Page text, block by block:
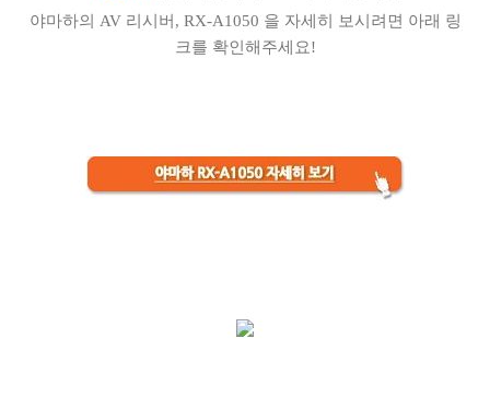
야마하의 AV 리시버, RX-A1050 을 자세히 보시려면 아래 링
크를 확인해주세요!